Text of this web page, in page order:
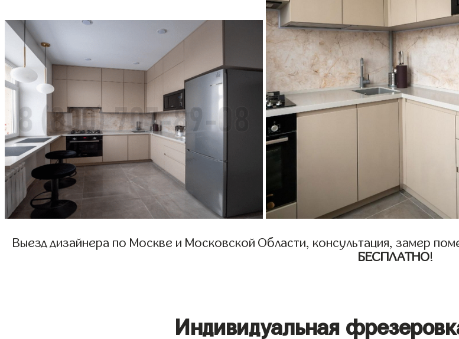
Выезд дизайнера по Москве и Московской Области, консультация, замер
БЕСПЛАТНО!
Индивидуальная